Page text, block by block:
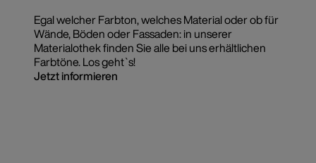
Egal welcher Farbton, welches Material oder ob für
Wände, Böden oder Fassaden: in unserer
Materialothek finden Sie alle bei uns erhältlichen
Farbtöne. Los geht`s!
Jetzt informieren